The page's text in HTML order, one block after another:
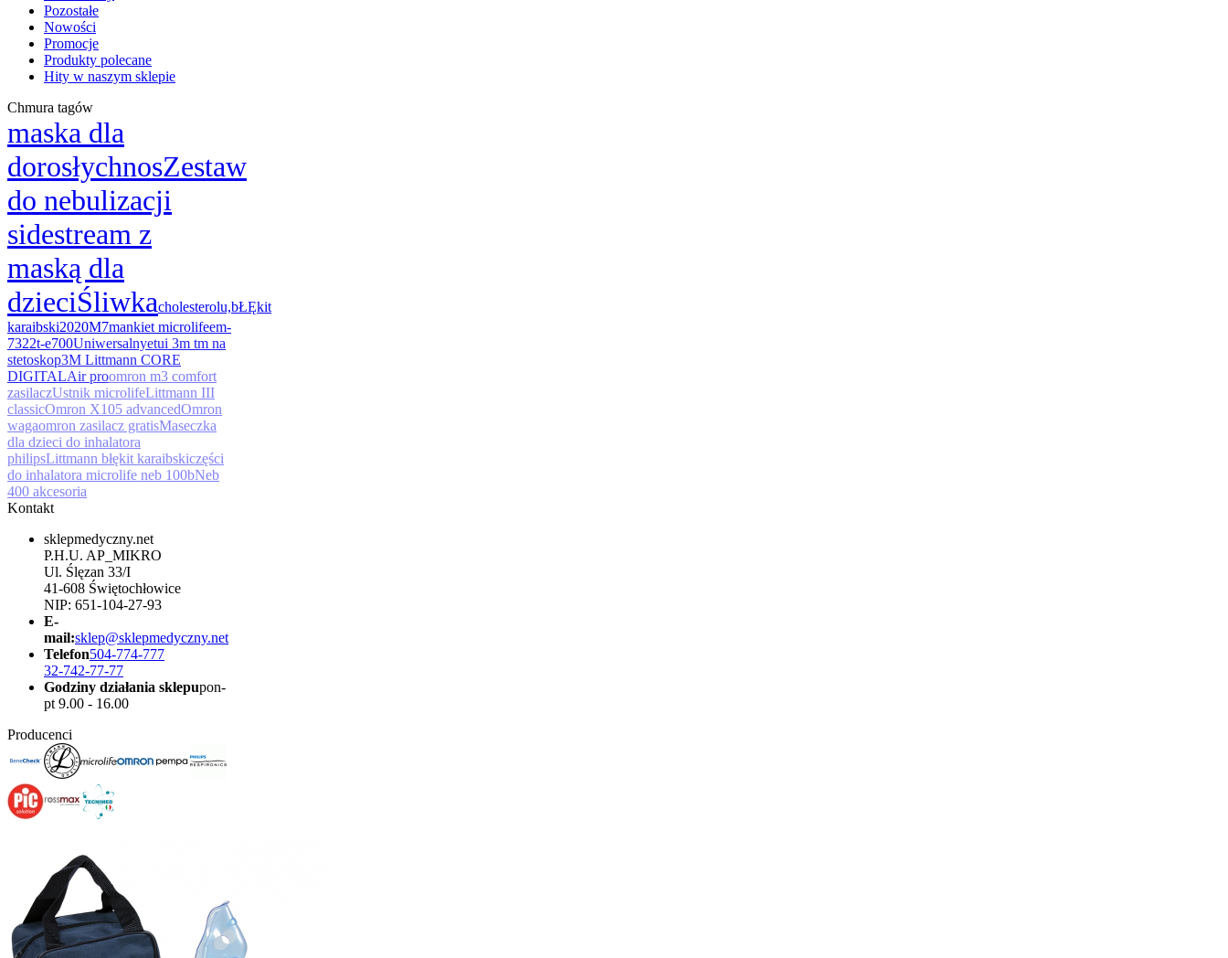
Pozostałe
Nowości
Promocje
Produkty polecane
Hity w naszym sklepie
Chmura tagów
maska dla
dorosłychnosZestaw
do nebulizacji
sidestream z
maską dla
dzieciŚliwkacholesterolu,bŁĘkit
karaibski2020M7mankiet microlifeem-
7322t-e700Uniwersalnyetui 3m tm na
stetoskop3M Littmann CORE
DIGITALAir proomron m3 comfort
zasilaczUstnik microlifeLittmann III
classicOmron X105 advancedOmron
wagaomron zasilacz gratisMaseczka
dla dzieci do inhalatora
philipsLittmann błękit karaibskiczęści
do inhalatora microlife neb 100bNeb
400 akcesoria
Kontakt
sklepmedyczny.net
P.H.U. AP_MIKRO
Ul. Ślęzan 33/I
41-608 Świętochłowice
NIP: 651-104-27-93
E-
mail:sklep@sklepmedyczny.net
Telefon504-774-777
32-742-77-77
Godziny działania sklepupon-
pt 9.00 - 16.00
Producenci